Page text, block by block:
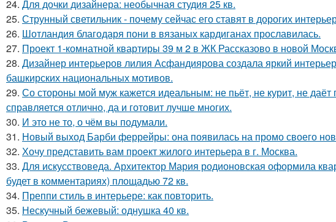
24. Для дочки дизайнера: необычная студия 25 кв.
25. Струнный светильник - почему сейчас его ставят в дорогих
26. Шотландия благодаря пони в вязаных кардиганах прославилась.
27. Проект 1-комнатной квартиры 39 м 2 в ЖК Рассказово в новой
28. Дизайнер интерьеров лилия Асфандиярова создала яркий
башкирских национальных мотивов.
29. Со стороны мой муж кажется идеальным: не пьёт, не курит, не
справляется отлично, да и готовит лучше многих.
30. И это не то, о чём вы подумали.
31. Новый выход Барби феррейры: она появилась на промо своего
32. Хочу представить вам проект жилого интерьера в г. Москва.
33. Для искусствоведа. Архитектор Мария родионовская оформила
будет в комментариях) площадью 72 кв.
34. Преппи стиль в интерьере: как повторить.
35. Нескучный бежевый: однушка 40 кв.